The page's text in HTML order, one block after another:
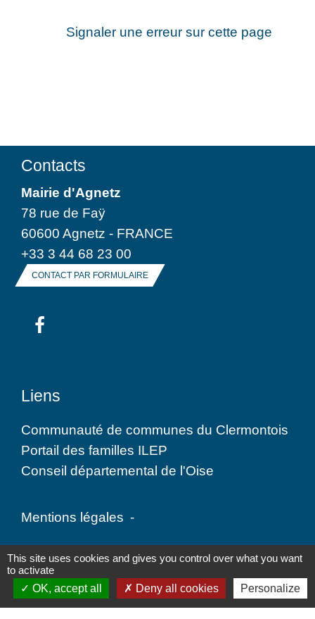
Signaler une erreur sur cette page
Contacts
Mairie d'Agnetz
78 rue de Faÿ
60600 Agnetz - FRANCE
+33 3 44 68 23 00
CONTACT PAR FORMULAIRE
Liens
Communauté de communes du Clermontois
Portail des familles ILEP
Conseil départemental de l'Oise
Mentions légales -
Politique de confidentialité - Accessibilité -
Plan du site - Gestion des cookies
This site uses cookies and gives you control over what you want
to activate
OK, accept all
Deny all cookies Personalize